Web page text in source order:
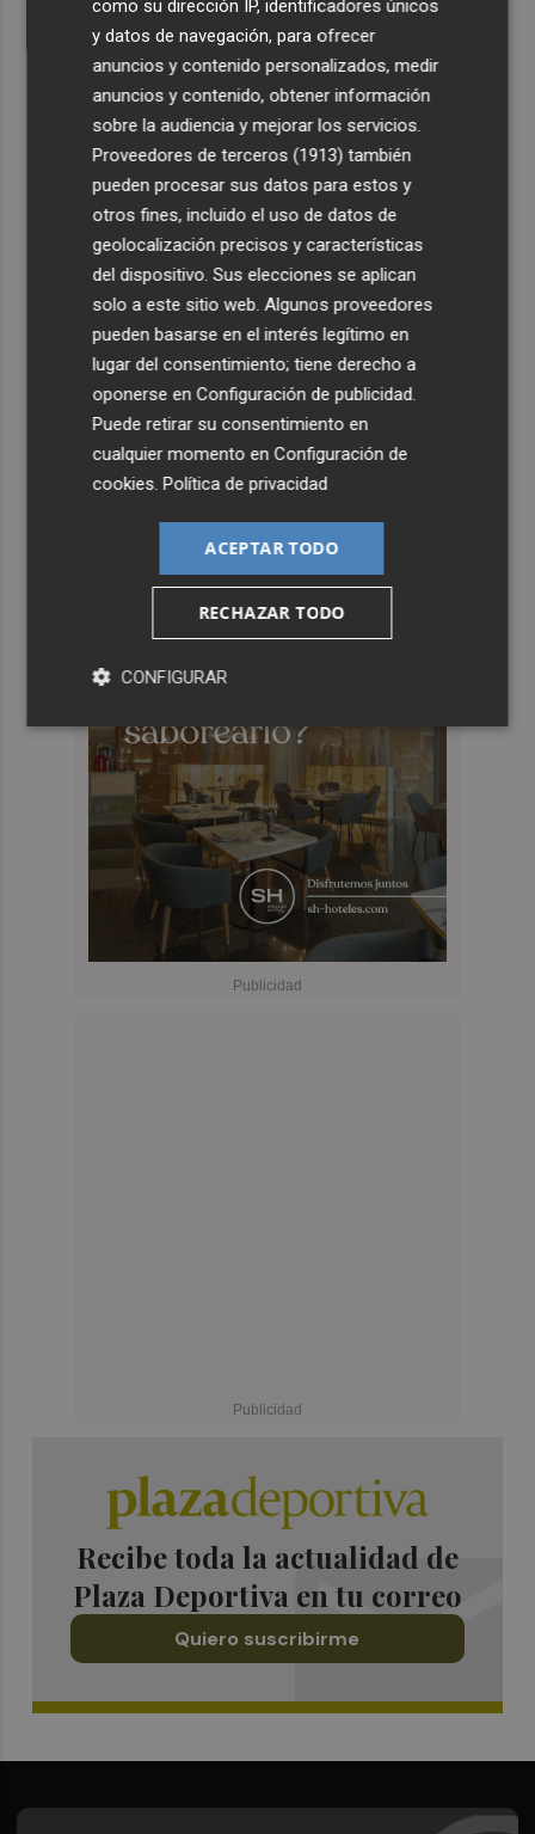
Recibe toda la actualidad de
Plaza Deportiva en tu correo
Quiero suscribirme
como su dirección IP, identificadores únicos
y datos de navegación, para ofrecer
anuncios y contenido personalizados, medir
anuncios y contenido, obtener información
sobre la audiencia y mejorar los servicios.
Proveedores de terceros (1913) también
pueden procesar sus datos para estos y
otros fines, incluido el uso de datos de
geolocalización precisos y características
del dispositivo. Sus elecciones se aplican
solo a este sitio web. Algunos proveedores
pueden basarse en el interés legítimo en
lugar del consentimiento; tiene derecho a
oponerse enConfiguración de publicidad
Puede retirar su consentimiento en
cualquier momento enConfiguración de
cookies .Política de privacidad
ACEPTAR TODO
RECHAZAR TODO
CONFIGURAR